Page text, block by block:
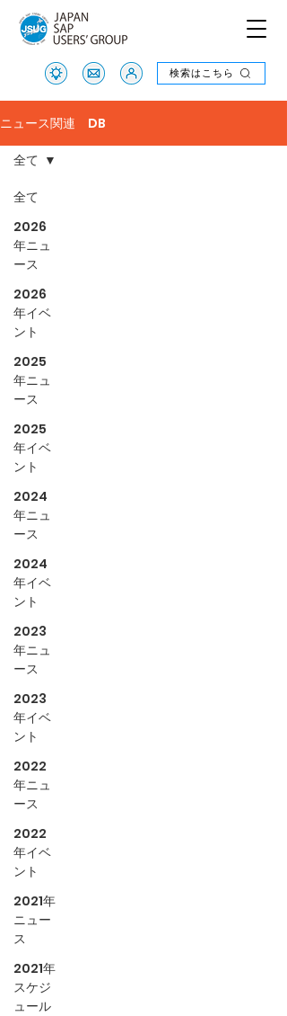
検索はこちら
検索はこちら
ニュース関連 DB
全て
2026
年ニュ
ース
2026
年イベ
ント
2025
年ニュ
ース
2025
年イベ
ント
2024
年ニュ
ース
2024
年イベ
ント
2023
年ニュ
ース
2023
年イベ
ント
2022
年ニュ
ース
2022
年イベ
ント
2021年
ニュー
ス
2021年
スケジ
ュール
全て